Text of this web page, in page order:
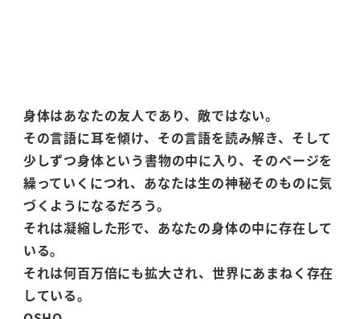
身体はあなたの友人であり、敵ではない。
その言語に耳を傾け、その言語を読み解き、そして
少しずつ身体という書物の中に入り、そのページを
繰っていくにつれ、あなたは生の神秘そのものに気
づくようになるだろう。
それは凝縮した形で、あなたの身体の中に存在して
いる。
それは何百万倍にも拡大され、世界にあまねく存在
している。